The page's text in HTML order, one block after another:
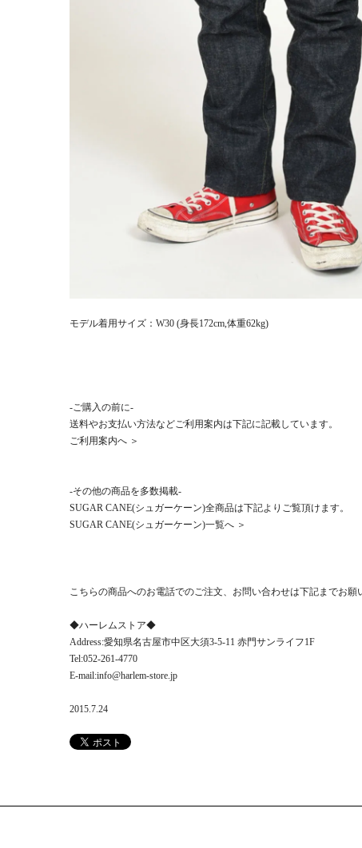
モデル着用サイズ：W30 (身長172cm,体重62kg)
-ご購入の前に-
送料やお支払い方法などご利用案内は下記に記載しています。
ご利用案内へ ＞
-その他の商品を多数掲載-
SUGAR CANE(シュガーケーン)全商品は下記よりご覧頂けます。
SUGAR CANE(シュガーケーン)一覧へ ＞
こちらの商品へのお電話でのご注文、お問い合わせは下記までお願
◆ハーレムストア◆
Address:愛知県名古屋市中区大須3-5-11 赤門サンライフ1F
Tel:052-261-4770
E-mail:info@harlem-store.jp
2015.7.24